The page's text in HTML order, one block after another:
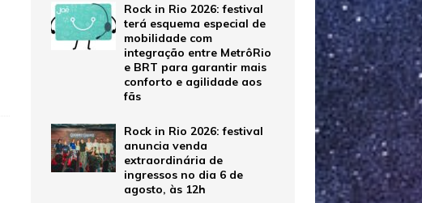
Rock in Rio 2026: festival
terá esquema especial de
mobilidade com
integração entre MetrôRio
e BRT para garantir mais
conforto e agilidade aos
fãs
Rock in Rio 2026: festival
anuncia venda
extraordinária de
ingressos no dia 6 de
agosto, às 12h